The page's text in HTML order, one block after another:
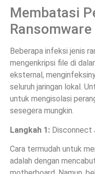
Membatasi
Beberapa infeksi jenis
mengenkripsi file di
eksternal,
seluruh jaringan lokal.
untuk mengisolasi
sesegera mungkin.
Langkah 1: Disconnect
Cara termudah untuk
adalah dengan